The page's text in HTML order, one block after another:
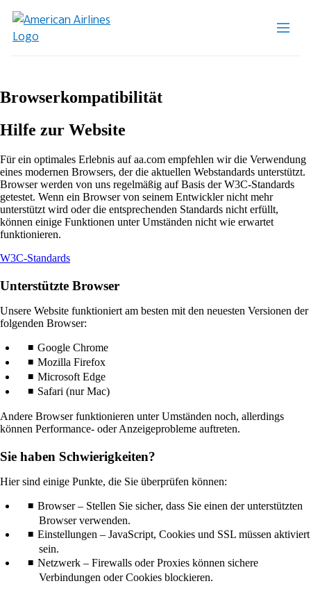
Browserkompatibilität
Hilfe zur Website
Für ein optimales Erlebnis auf aa.com empfehlen wir die Verwendung
eines modernen Browsers, der die aktuellen Webstandards unterstützt.
Browser werden von uns regelmäßig auf Basis der W3C-Standards
getestet. Wenn ein Browser von seinem Entwickler nicht mehr
unterstützt wird oder die entsprechenden Standards nicht erfüllt,
können einige Funktionen unter Umständen nicht wie erwartet
funktionieren.
W3C-StandardsÖffnet
andere
in
einem
Fenster,
die
möglicherweise
nicht
den
für
Barrierefreiheit
Unterstützte Browser
Unsere Website funktioniert am besten mit den neuesten Versionen der
folgenden Browser:
Google Chrome
Mozilla Firefox
Microsoft Edge
Safari (nur Mac)
Andere Browser funktionieren unter Umständen noch, allerdings
können Performance- oder Anzeigeprobleme auftreten.
Sie haben Schwierigkeiten?
Hier sind einige Punkte, die Sie überprüfen können:
Browser – Stellen Sie sicher, dass Sie einen der unterstützten
Browser verwenden.
Einstellungen – JavaScript, Cookies und SSL müssen aktiviert
sein.
Netzwerk – Firewalls oder Proxies können sichere
Verbindungen oder Cookies blockieren.